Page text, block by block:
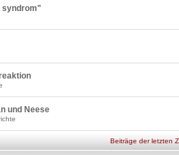
syndrom"
und Neese
Beiträge der letzten